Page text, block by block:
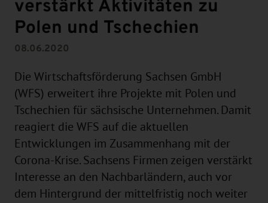
Polen und Tschechien
08.06.2020
Die Wirtschaftsförderung Sachsen GmbH
(WFS) erweitert ihre Projekte mit Polen und
Tschechien für sächsische Unternehmen. Damit
reagiert die WFS auf die aktuellen
Entwicklungen im Zusammenhang mit der
Corona-Krise. Sachsens Firmen zeigen verstärkt
Interesse an den Nachbarländern, auch vor
dem Hintergrund der mittelfristig noch weiter